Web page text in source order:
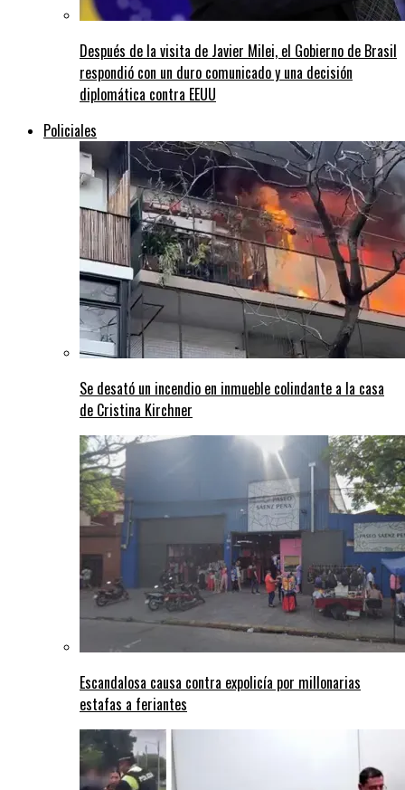
Después de la visita de Javier Milei, el Gobierno de Brasil
respondió con un duro comunicado y una decisión
diplomática contra EEUU
Policiales
Se desató un incendio en inmueble colindante a la casa
de Cristina Kirchner
Escandalosa causa contra expolicía por millonarias
estafas a feriantes